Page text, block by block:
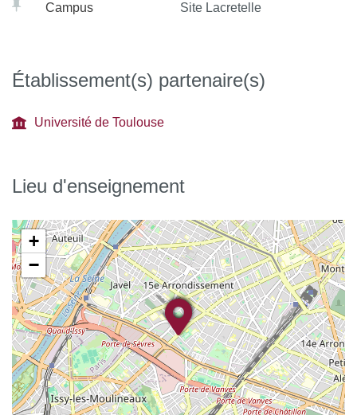
Campus Site Lacretelle
Établissement(s) partenaire(s)
Université de Toulouse
Lieu d'enseignement
+
−